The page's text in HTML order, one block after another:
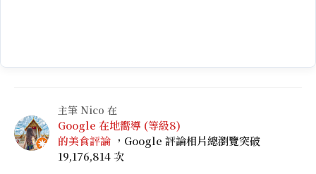
主筆 Nico 在
Google 在地嚮導 (等級8)
的美食評論 ，Google 評論相片總瀏覽突破
19,176,814 次